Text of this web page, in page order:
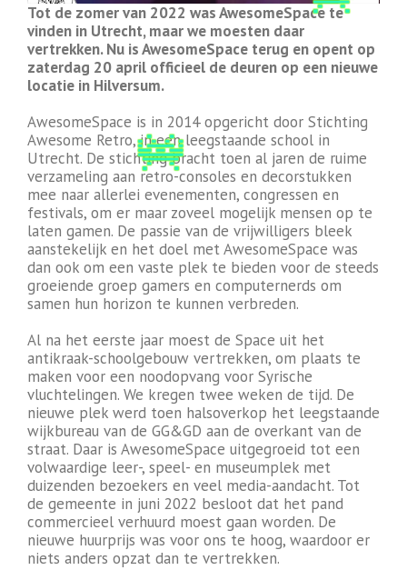
Tot de zomer van 2022 was AwesomeSpace te
vinden in Utrecht, maar we moesten daar
vertrekken. Nu is AwesomeSpace terug en opent op
zaterdag 20 april officieel de deuren op een nieuwe
locatie in Hilversum.
AwesomeSpace is in 2014 opgericht door Stichting
Awesome Retro, in een leegstaande school in
Utrecht. De stichting bracht toen al jaren de ruime
verzameling aan retro-consoles en decorstukken
mee naar allerlei evenementen, congressen en
festivals, om er maar zoveel mogelijk mensen op te
laten gamen. De passie van de vrijwilligers bleek
aanstekelijk en het doel met AwesomeSpace was
dan ook om een vaste plek te bieden voor de steeds
groeiende groep gamers en computernerds om
samen hun horizon te kunnen verbreden.
Al na het eerste jaar moest de Space uit het
antikraak-schoolgebouw vertrekken, om plaats te
maken voor een noodopvang voor Syrische
vluchtelingen. We kregen twee weken de tijd. De
nieuwe plek werd toen halsoverkop het leegstaande
wijkbureau van de GG&GD aan de overkant van de
straat. Daar is AwesomeSpace uitgegroeid tot een
volwaardige leer-, speel- en museumplek met
duizenden bezoekers en veel media-aandacht. Tot
de gemeente in juni 2022 besloot dat het pand
commercieel verhuurd moest gaan worden. De
nieuwe huurprijs was voor ons te hoog, waardoor er
niets anders opzat dan te vertrekken.